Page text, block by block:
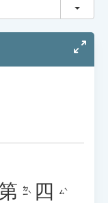
切換
ㄉㄧˋ 四 ㄙˋ